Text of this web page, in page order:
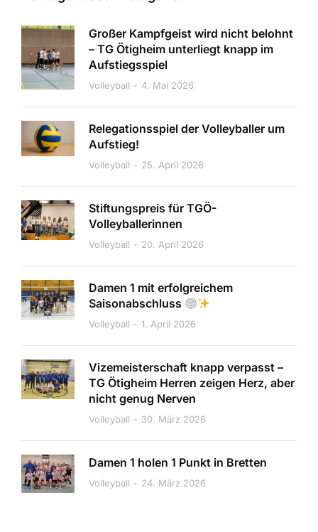
Großer Kampfgeist wird nicht belohnt
– TG Ötigheim unterliegt knapp im
Aufstiegsspiel
Volleyball 4. Mai 2026
Relegationsspiel der Volleyballer um
Aufstieg!
Volleyball 25. April 2026
Stiftungspreis für TGÖ-
Volleyballerinnen
Volleyball 20. April 2026
Damen 1 mit erfolgreichem
Saisonabschluss
Volleyball 1. April 2026
Vizemeisterschaft knapp verpasst –
TG Ötigheim Herren zeigen Herz, aber
nicht genug Nerven
Volleyball 30. März 2026
Damen 1 holen 1 Punkt in Bretten
Volleyball 24. März 2026